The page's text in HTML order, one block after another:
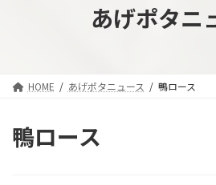
あげポタニ
HOME あげポタニュース 鴨ロース
鴨ロース